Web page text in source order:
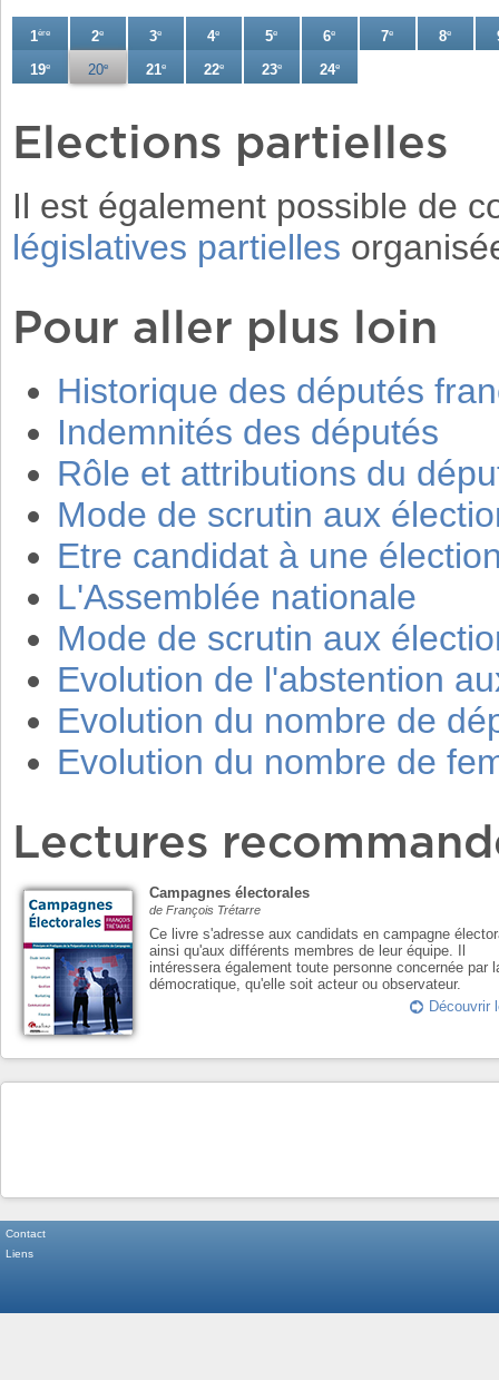
1ère 2e 3e 4e 5e 6e 7e 8e
19e 20e 21e 22e 23e 24e
Elections partielles
Il est également possible de
législatives partielles
Pour aller plus loin
Historique des députés
Indemnités des députés
Rôle et attributions du
Mode de scrutin aux
Etre candidat à une
L'Assemblée nationale
Mode de scrutin aux
Evolution de l'abstention
Evolution du nombre de
Evolution du nombre de
Lectures
Campagnes électorales
de François Trétarre
Ce livre s'adresse aux candidats en campagne
ainsi qu'aux différents membres de leur équipe. Il
intéressera également toute personne concernée par
démocratique, qu'elle soit acteur ou observateur.
Découvrir
Contact
Liens